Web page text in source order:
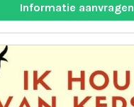
Informatie aanvragen